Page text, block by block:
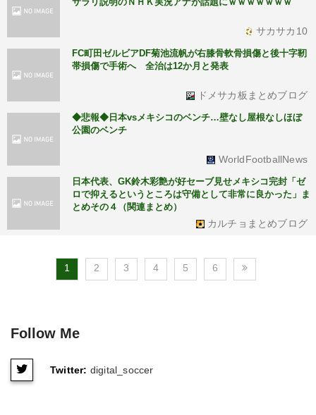
サラリ説明のＮＨＫ実況アナが話題にｗｗｗｗｗｗｗ
サカサカ10
FC町田ゼルビアDF菊池流帆が右膝骨軟骨損傷と後十字靭
帯損傷で手術へ 全治は12か月と発表
ドメサカ板まとめブログ
◆悲報◆日本vsメキシコのベンチ…壁なし屋根なしほぼ
公園のベンチ
WorldFootballNews
日本代表、GK鈴木彩艶が好セーブ見せメキシコ完封「ゼ
ロで抑えるというところは守備として非常に良かった」ま
とめその４（関連まとめ）
カルチョまとめブログ
1 2 3 4 5 6
Follow Me
Twitter: digital_soccer